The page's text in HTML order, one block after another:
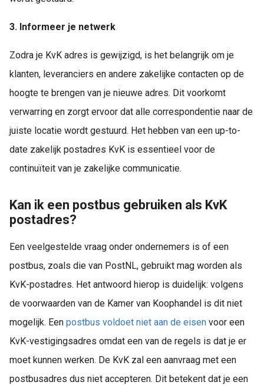
3. Informeer je netwerk
Zodra je KvK adres is gewijzigd, is het belangrijk om je
klanten, leveranciers en andere zakelijke contacten op de
hoogte te brengen van je nieuwe adres. Dit voorkomt
verwarring en zorgt ervoor dat alle correspondentie naar de
juiste locatie wordt gestuurd. Het hebben van een up-to-
date zakelijk postadres KvK is essentieel voor de
continuïteit van je zakelijke communicatie.
Kan ik een postbus gebruiken als KvK
postadres?
Een veelgestelde vraag onder ondernemers is of een
postbus, zoals die van PostNL, gebruikt mag worden als
KvK-postadres. Het antwoord hierop is duidelijk: volgens
de voorwaarden van de Kamer van Koophandel is dit niet
mogelijk. Een postbus voldoet niet aan de eisen voor een
KvK-vestigingsadres omdat een van de regels is dat je er
moet kunnen werken. De KvK zal een aanvraag met een
postbusadres dus niet accepteren. Dit betekent dat je een